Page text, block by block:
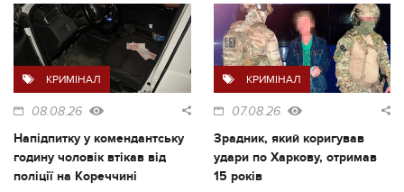
КРИМІНАЛ
08.08.26
Напідпитку у комендантську
годину чоловік втікав від
поліції на Кореччині
КРИМІНАЛ
07.08.26
Зрадник, який коригував
удари по Харкову, отримав
15 років